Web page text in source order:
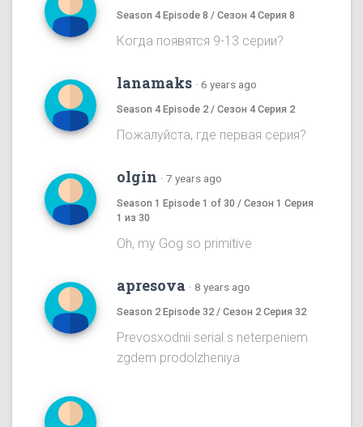
Season 4 Episode 8 / Сезон 4 Серия 8
Когда появятся 9-13 серии?
lanamaks · 6 years ago
Season 4 Episode 2 / Сезон 4 Серия 2
Пожалуйста, где первая серия?
olgin · 7 years ago
Season 1 Episode 1 of 30 / Сезон 1 Серия
1 из 30
Oh, my Gog so primitive
apresova · 8 years ago
Season 2 Episode 32 / Сезон 2 Серия 32
Prevosxodnii serial.s neterpeniem
zgdem prodolzheniya